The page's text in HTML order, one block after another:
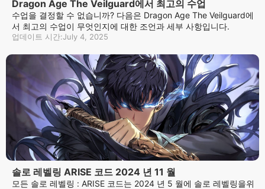
Dragon Age The Veilguard에서 최고의 수업
수업을 결정할 수 없습니까? 다음은 Dragon Age The Veilguard에
서 최고의 수업이 무엇인지에 대한 조언과 세부 사항입니다.
업데이트 시간:July 4, 2025
솔로 레벨링 ARISE 코드 2024 년 11 월
모든 솔로 레벨링 : ARISE 코드는 2024 년 5 월에 솔로 레벨링을위